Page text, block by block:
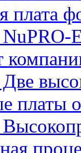
плата
платы